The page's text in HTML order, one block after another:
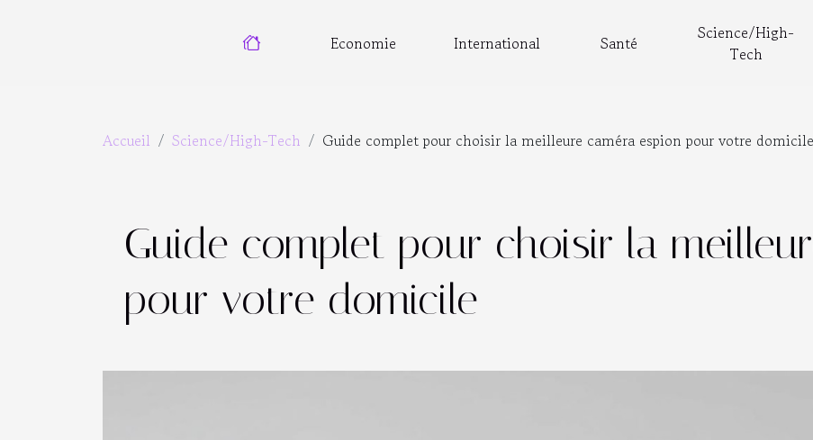
Economie International Santé
Science/High-
Tech
Accueil Science/High-Tech Guide complet pour choisir la meilleure caméra espion pour votre domicile
Guide complet pour choisir la
pour votre domicile